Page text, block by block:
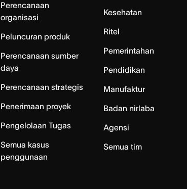
Perencanaan
organisasi
Peluncuran produk
Perencanaan sumber
daya
Perencanaan strategis
Penerimaan proyek
Pengelolaan Tugas
Semua kasus
penggunaan
Kesehatan
Ritel
Pemerintahan
Pendidikan
Manufaktur
Badan nirlaba
Agensi
Semua tim